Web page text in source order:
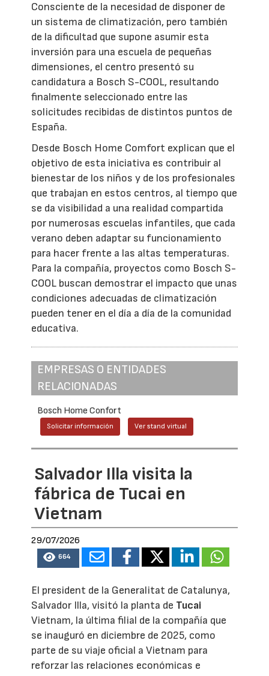
Consciente de la necesidad de disponer de
un sistema de climatización, pero también
de la dificultad que supone asumir esta
inversión para una escuela de pequeñas
dimensiones, el centro presentó su
candidatura a Bosch S-COOL, resultando
finalmente seleccionado entre las
solicitudes recibidas de distintos puntos de
España.
Desde Bosch Home Comfort explican que el
objetivo de esta iniciativa es contribuir al
bienestar de los niños y de los profesionales
que trabajan en estos centros, al tiempo que
se da visibilidad a una realidad compartida
por numerosas escuelas infantiles, que cada
verano deben adaptar su funcionamiento
para hacer frente a las altas temperaturas.
Para la compañía, proyectos como Bosch S-
COOL buscan demostrar el impacto que unas
condiciones adecuadas de climatización
pueden tener en el día a día de la comunidad
educativa.
EMPRESAS O ENTIDADES
RELACIONADAS
Bosch Home Confort
Solicitar información Ver stand virtual
Salvador Illa visita la
fábrica de Tucai en
Vietnam
29/07/2026
664
El president de la Generalitat de Catalunya,
Salvador Illa, visitó la planta de Tucai
Vietnam, la última filial de la compañía que
se inauguró en diciembre de 2025, como
parte de su viaje oficial a Vietnam para
reforzar las relaciones económicas e